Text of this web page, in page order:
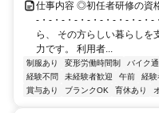
仕事内容 ◎初任者研修の資
-・-・-・-・-・-・-・-・-・-
ら、 その方らしい暮らしを
力です。 利用者...
制服あり 変形労働時間制 バイク
経験不問
未経験者歓迎 午前 経験
賞与あり
ブランクOK 育休あり